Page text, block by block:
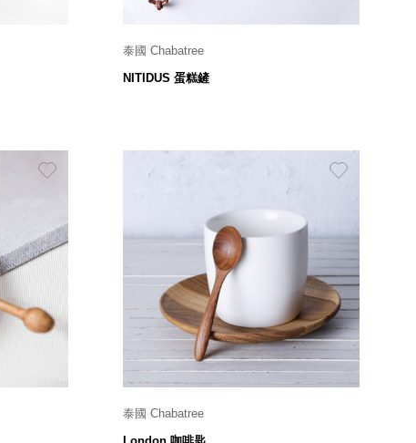
泰國 Chabatree
NITIDUS 蛋糕鏟
W 6.4 x L 27 x H 3.1 cm
泰國 ChabatreeW2.5 x L10.5 x H1.5cm